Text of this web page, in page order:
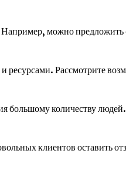
можно предложить
Рассмотрите
большому количеству
клиентов оставить